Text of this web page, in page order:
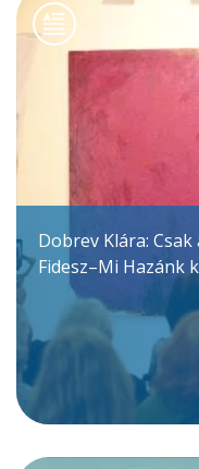
Dobrev Klára:
Fidesz–Mi Hazánk